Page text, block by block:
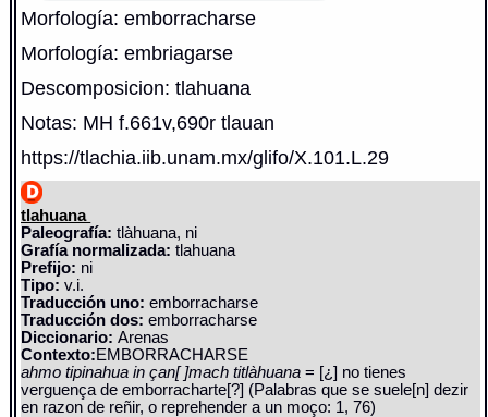
Morfología: emborracharse
Morfología: embriagarse
Descomposicion: tlahuana
Notas: MH f.661v,690r tlauan
https://tlachia.iib.unam.mx/glifo/X.101.L.29
tlahuana
Paleografía: tlàhuana, ni
Grafía normalizada: tlahuana
Prefijo: ni
Tipo: v.i.
Traducción uno: emborracharse
Traducción dos: emborracharse
Diccionario:Arenas
Contexto:EMBORRACHARSE
ahmo tipinahua in çan[ ]mach titlàhuana= [¿] no tienes
verguença de emborracharte[?] (Palabras que se suele[n] dezir
en razon de reñir, o reprehender a un moço: 1, 76)